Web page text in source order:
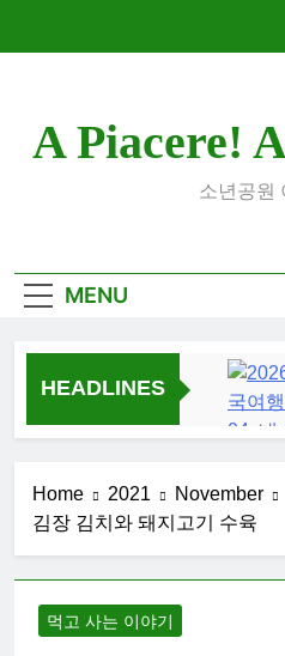
A Piacere!
소년공원
MENU
HEADLINES
Home 2021 November
김장 김치와 돼지고기 수육
먹고 사는 이야기